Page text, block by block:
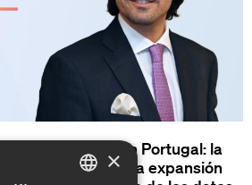
inmobiliario en Portugal: la
Ferreira sobre la expansión
×